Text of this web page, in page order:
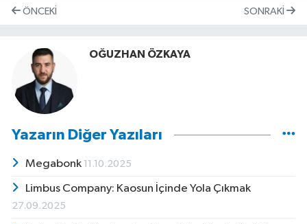
ÖNCEKI SONRAKI
OĞUZHAN ÖZKAYA
Yazarın Diğer Yazıları
Megabonk 11.10.2025
Limbus Company: Kaosun İçinde Yola Çıkmak
27.09.2025